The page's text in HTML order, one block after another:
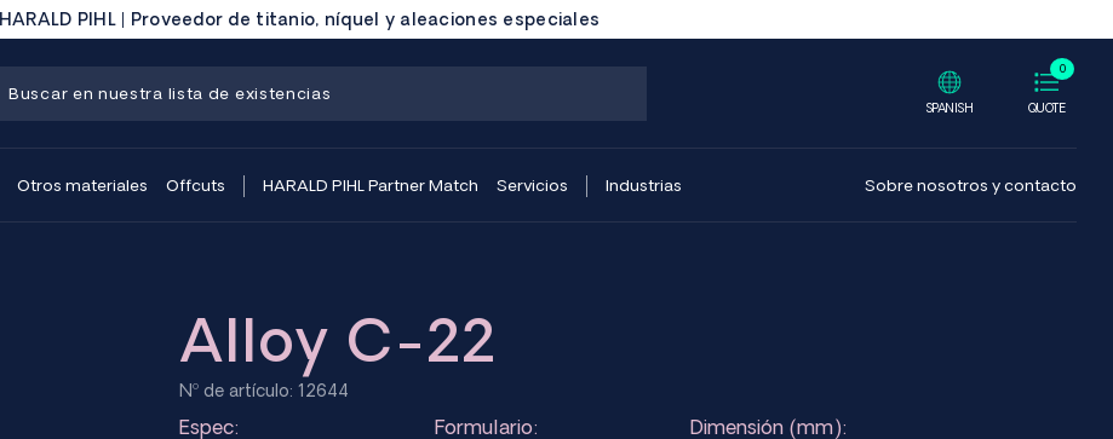
HARALD PIHL | Proveedor de titanio, níquel y aleaciones especiales
0
QUOTE
SPANISH
Otros materiales Offcuts HARALD PIHL Partner Match Servicios Industrias Sobre nosotros y contacto
Alloy C-22
Nº de artículo: 12644
Espec:
Formulario:
Dimensión (mm):